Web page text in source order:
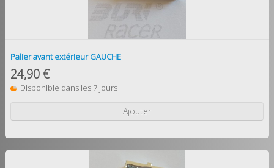
Palier avant extérieur GAUCHE
24,90 €
Disponible dans les 7 jours
Ajouter